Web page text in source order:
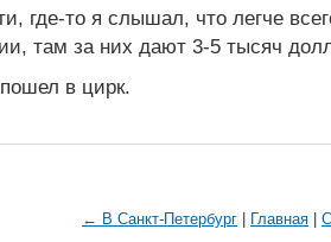
где-то я слышал, что легче
там за них дают 3-5 тысяч
в цирк.
← В Санкт-Петербург Главная